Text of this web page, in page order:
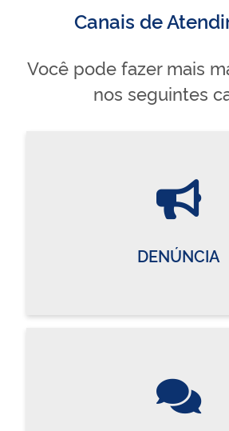
Canais de
Você pode fazer mais
nos seguintes
DENÚNCIA